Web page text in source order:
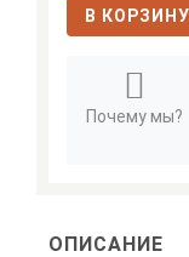
В КОРЗИНУ
Почему мы?
ОПИСАНИЕ